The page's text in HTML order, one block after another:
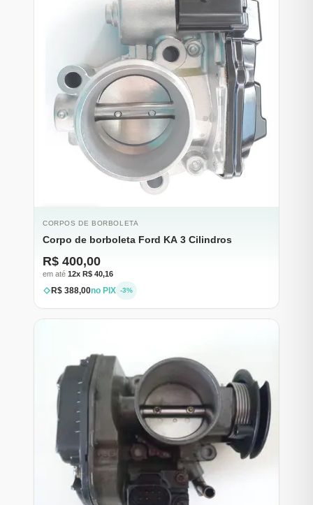
ESGOTADO
CORPOS DE BORBOLETA
Corpo de borboleta Ford KA 3 Cilindros
R$ 400,00
em até 12x R$ 40,16
R$ 388,00no PIX -3%